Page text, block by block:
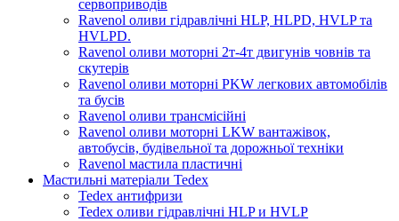
сервоприводів
Ravenol оливи гідравлічні HLP, HLPD, HVLP та
HVLPD.
Ravenol оливи моторні 2т-4т двигунів човнів та
скутерів
Ravenol оливи моторні PKW легкових автомобілів
та бусів
Ravenol оливи трансмісійні
Ravenol оливи моторні LKW вантажівок,
автобусів, будівельної та дорожньої техніки
Ravenol мастила пластичні
Мастильні матеріали Tedex
Tedex антифризи
Tedex оливи гідравлічні HLP и HVLP